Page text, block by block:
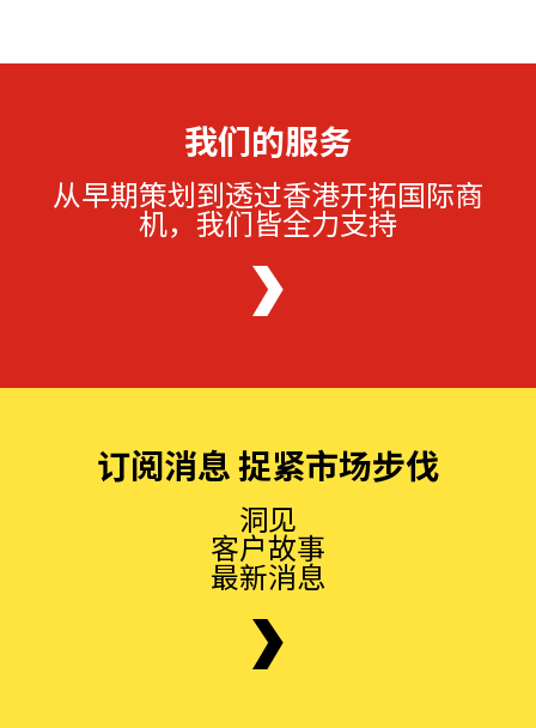
我们的服务
从早期策划到透过香港开拓国际商
机，我们皆全力支持
订阅消息 捉紧市场步伐
洞见
客户故事
最新消息